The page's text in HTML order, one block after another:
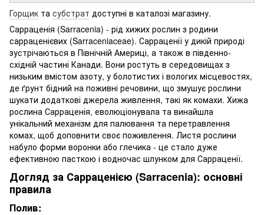
Горщик та субстрат доступні в каталозі магазину.
Сарраценія (Sarracenia) - рід хижих рослин з родини
сарраценієвих (Sarraceniaceae). Сарраценії у дикій природі
зустрічаються в Північній Америці, а також в південно-
східній частині Канади. Вони ростуть в середовищах з
низьким вмістом азоту, у болотистих і вологих місцевостях,
де ґрунт бідний на поживні речовини, що змушує рослини
шукати додаткові джерела живлення, такі як комахи. Хижа
рослина Сарраценія, еволюціонувала та винайшла
унікальний механізм для палювання та перетравлення
комах, щоб доповнити своє поживлення. Листя рослини
набуло форми воронки або глечика - це стало дуже
ефективною пасткою і водночас шлунком для Сарраценії.
Догляд за Сарраценією (Sarracenia): основні
правила
Полив: